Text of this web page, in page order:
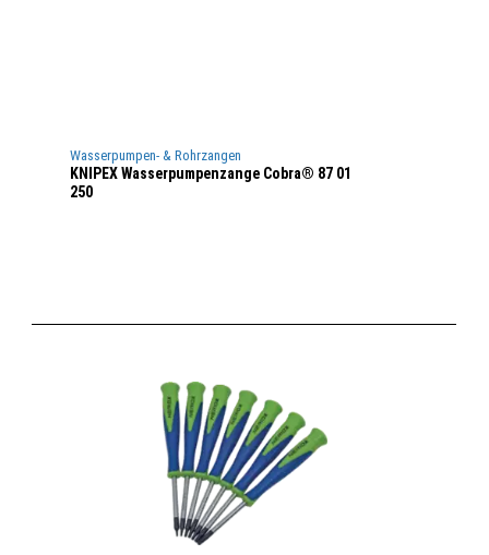
Wasserpumpen- & Rohrzangen
KNIPEX Wasserpumpenzange Cobra® 87 01
250